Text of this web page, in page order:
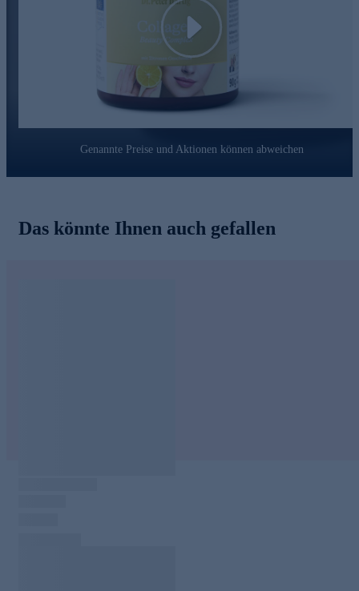
Mitmenschen.
Play
Genannte Preise und Aktionen können abweichen
Das könnte Ihnen auch gefallen